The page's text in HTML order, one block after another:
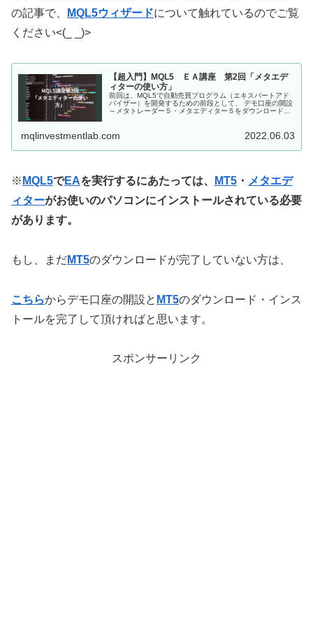
の記事で、
MQL5ウィザードについて触れているのでご覧
ください<(_ _)>
【超入門】MQL5 ＥＡ講座 第2回「メタエデ
ィターの使い方」
前回は、MQL5で自動売買プログラム（エキスパートアド
バイザー）を開発するための前段として、 デモ口座の開設
～メタトレーダー５・メタエディター５をダウンロードし
mqlinvestmentlab.com 2022.06.03
※ MQL5でEAを実行するにあたっては、 MT5 ・ メタエデ
ィターがお使いのパソコンにインストールされている必要
があります。
もし、まだMT5のダウンロードが完了していない方は、
こちらからデモ口座の開設と MT5のダウンロード・インス
トールを完了して頂ければと思います。
スポンサーリンク